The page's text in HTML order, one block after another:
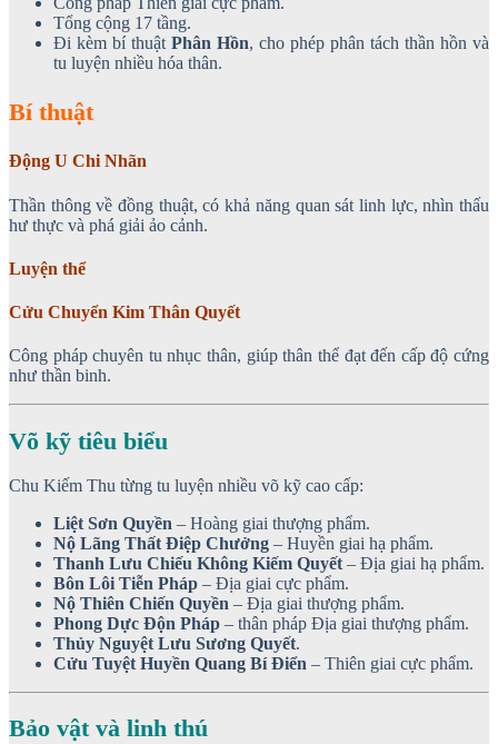
Tổng cộng 17 tầng.
Đi kèm bí thuật Phân Hồn, cho phép phân tách thần hồn và
tu luyện nhiều hóa thân.
Bí thuật
Động U Chi Nhãn
Thần thông về đồng thuật, có khả năng quan sát linh lực, nhìn thấu
hư thực và phá giải ảo cảnh.
Luyện thể
Cửu Chuyển Kim Thân Quyết
Công pháp chuyên tu nhục thân, giúp thân thể đạt đến cấp độ cứng
như thần binh.
Võ kỹ tiêu biểu
Chu Kiếm Thu từng tu luyện nhiều võ kỹ cao cấp:
Liệt Sơn Quyền – Hoàng giai thượng phẩm.
Nộ Lãng Thất Điệp Chưởng – Huyền giai hạ phẩm.
Thanh Lưu Chiếu Không Kiếm Quyết – Địa giai hạ phẩm.
Bôn Lôi Tiễn Pháp – Địa giai cực phẩm.
Nộ Thiên Chiến Quyền – Địa giai thượng phẩm.
Phong Dực Độn Pháp – thân pháp Địa giai thượng phẩm.
Thủy Nguyệt Lưu Sương Quyết.
Cửu Tuyệt Huyền Quang Bí Điển – Thiên giai cực phẩm.
Bảo vật và linh thú